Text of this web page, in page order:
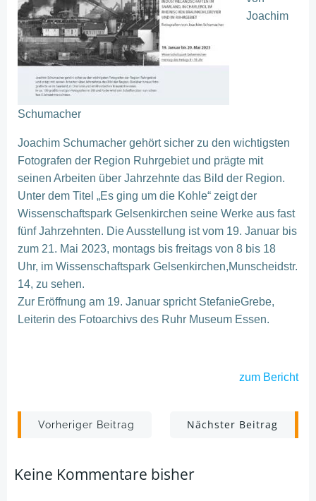
Joachim
Schumacher
Joachim Schumacher gehört sicher zu den wichtigsten
Fotografen der Region Ruhrgebiet und prägte mit
seinen Arbeiten über Jahrzehnte das Bild der Region.
Unter dem Titel „Es ging um die Kohle“ zeigt der
Wissenschaftspark Gelsenkirchen seine Werke aus fast
fünf Jahrzehnten. Die Ausstellung ist vom 19. Januar bis
zum 21. Mai 2023, montags bis freitags von 8 bis 18
Uhr, im Wissenschaftspark Gelsenkirchen,Munscheidstr.
14, zu sehen.
Zur Eröffnung am 19. Januar spricht StefanieGrebe,
Leiterin des Fotoarchivs des Ruhr Museum Essen.
zum Bericht
Post
navigation
Vorheriger Beitrag
Post
navigation
Nächster Beitrag
Keine Kommentare bisher